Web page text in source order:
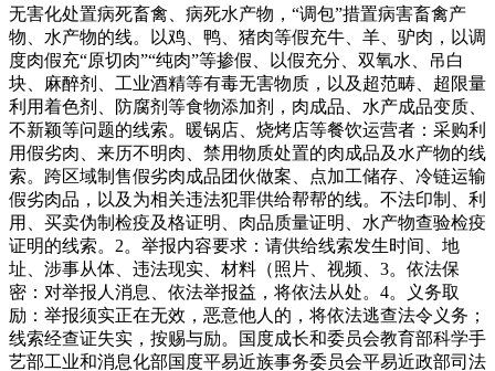
无害化处置病死畜禽、病死水产物，“调包”措置病害畜禽产
物、水产物的线。以鸡、鸭、猪肉等假充牛、羊、驴肉，以调
度肉假充“原切肉”“纯肉”等掺假、以假充分、双氧水、吊白
块、麻醉剂、工业酒精等有毒无害物质，以及超范畴、超限量
利用着色剂、防腐剂等食物添加剂，肉成品、水产成品变质、
不新颖等问题的线索。暖锅店、烧烤店等餐饮运营者：采购利
用假劣肉、来历不明肉、禁用物质处置的肉成品及水产物的线
索。跨区域制售假劣肉成品团伙做案、点加工储存、冷链运输
假劣肉品，以及为相关违法犯罪供给帮帮的线。不法印制、利
用、买卖伪制检疫及格证明、肉品质量证明、水产物查验检疫
证明的线索。2。举报内容要求：请供给线索发生时间、地
址、涉事从体、违法现实、材料（照片、视频、3。依法保
密：对举报人消息、依法举报益，将依法从处。4。义务取
励：举报须实正在无效，恶意他人的，将依法逃查法令义务；
线索经查证失实，按赐与励。国度成长和委员会教育部科学手
艺部工业和消息化部国度平易近族事务委员会平易近政部司法